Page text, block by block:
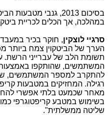
במהלכה, אך הכלים לכריית
סרגיי לוצקין
תשומת הלב של עברייני
המשתמשים, שהותקפו באמצעות
להתקרב למספר המשתמשים,
רגילה. המחזיקים במטבעות
מאחר שכמעט בלתי אפשרי
בשימוש במטבע קריפטוגרפי
שליטה ממשלתית".